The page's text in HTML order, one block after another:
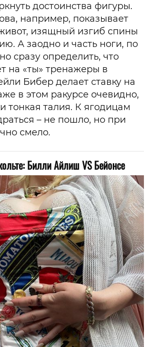
достоинства фигуры.
например, показывает
изящный изгиб спины
А заодно и часть ноги, по
сразу определить, что
на «ты» тренажеры в
Бибер делает ставку на
в этом ракурсе очевидно,
тонкая талия. К ягодицам
– не пошло, но при
смело.
Билли Айлиш VS Бейонсе